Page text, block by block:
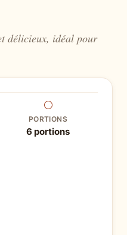
délicieux, idéal pour
⚪
PORTIONS
6 portions